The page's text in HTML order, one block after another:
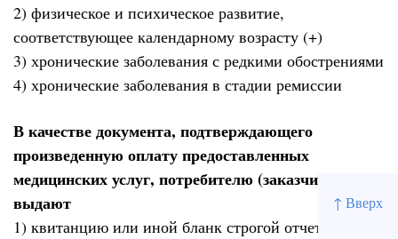
↑ Вверх
2) физическое и психическое развитие,
соответствующее календарному возрасту (+)
3) хронические заболевания с редкими обострениями
4) хронические заболевания в стадии ремиссии
В качестве документа, подтверждающего
произведенную оплату предоставленных
медицинских услуг, потребителю (заказчику)
выдают
1) квитанцию или иной бланк строгой отчетности